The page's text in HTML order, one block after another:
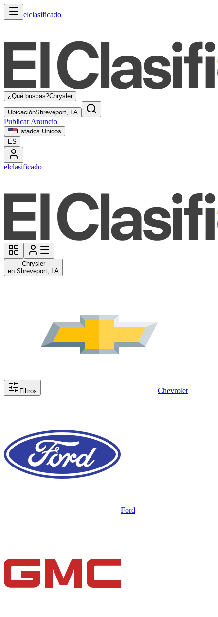
elclasificado
¿Qué buscas?Chrysler
UbicaciónShreveport, LA
Publicar Anuncio
Estados Unidos
ES
elclasificado
Chrysler
en Shreveport, LA
Filtros Chevrolet
Ford